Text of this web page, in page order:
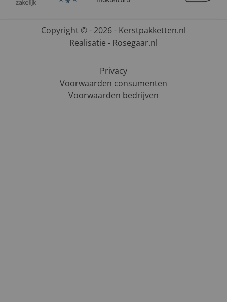
Copyright © - 2026 - Kerstpakketten.nl
Realisatie - Rosegaar.nl
Privacy
Voorwaarden consumenten
Voorwaarden bedrijven